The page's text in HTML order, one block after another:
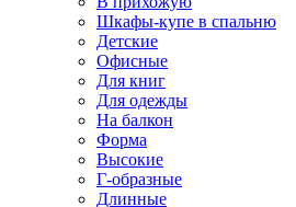
Шкафы-купе в спальню
Детские
Офисные
Для книг
Для одежды
На балкон
Форма
Высокие
Г-образные
Длинные